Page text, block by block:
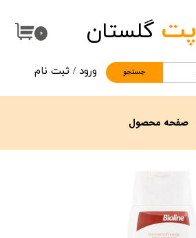
۰
جستجو
پت گلستان
ورود / ثبت نام
صفحه محصول